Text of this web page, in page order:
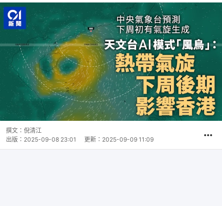
撰文： 倪清江
出版： 2025-09-08 23:01 更新： 2025-09-09 11:09